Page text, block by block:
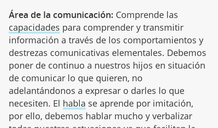
Área de la comunicación: Comprende las
capacidades para comprender y transmitir
información a través de los comportamientos y
destrezas comunicativas elementales. Debemos
poner de continuo a nuestros hijos en situación
de comunicar lo que quieren, no
adelantándonos a expresar o darles lo que
necesiten. El habla se aprende por imitación,
por ello, debemos hablar mucho y verbalizar